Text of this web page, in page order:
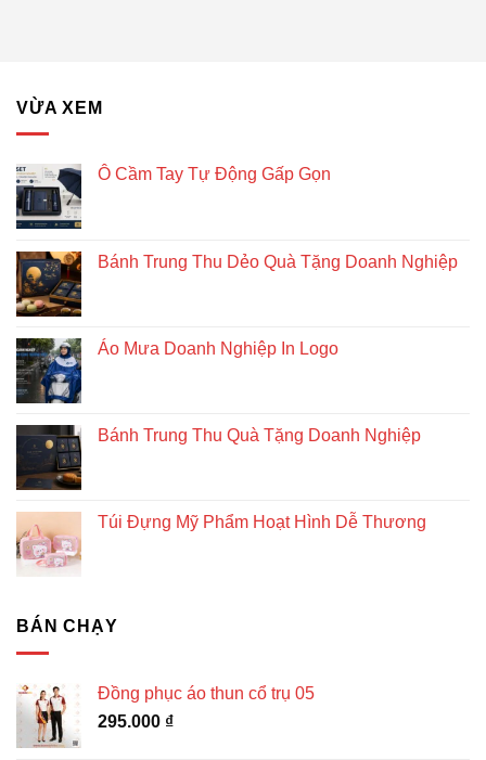
VỪA XEM
Ô Cầm Tay Tự Động Gấp Gọn
Bánh Trung Thu Dẻo Quà Tặng Doanh Nghiệp
Áo Mưa Doanh Nghiệp In Logo
Bánh Trung Thu Quà Tặng Doanh Nghiệp
Túi Đựng Mỹ Phẩm Hoạt Hình Dễ Thương
BÁN CHẠY
Đồng phục áo thun cổ trụ 05
295.000 ₫